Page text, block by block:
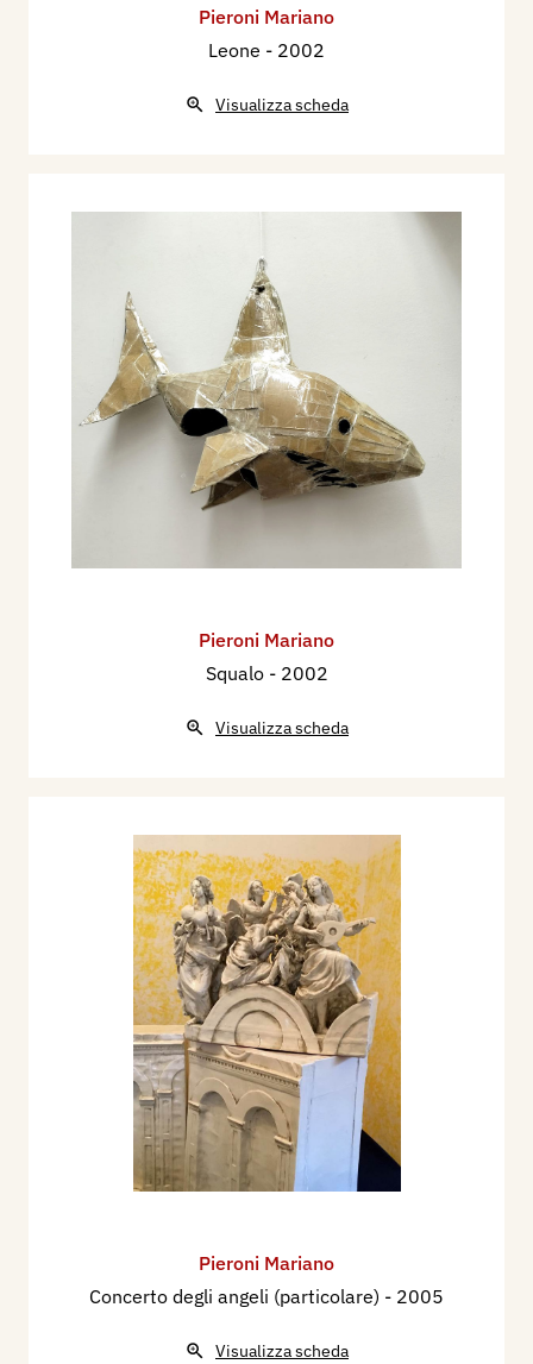
Pieroni Mariano
Leone - 2002
Visualizza scheda
Pieroni Mariano
Squalo - 2002
Visualizza scheda
Pieroni Mariano
Concerto degli angeli (particolare) - 2005
Visualizza scheda